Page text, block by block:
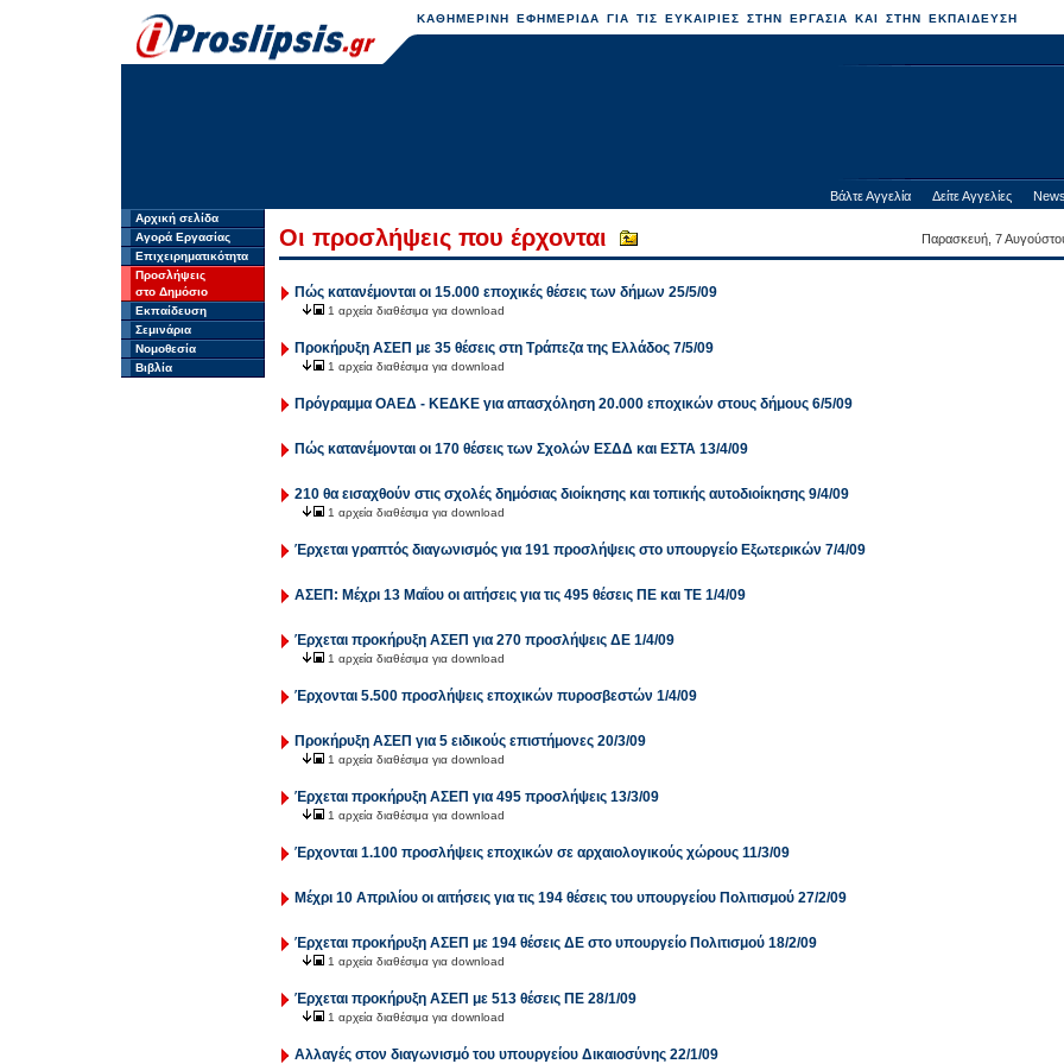
ΚΑΘΗΜΕΡΙΝΗ ΕΦΗΜΕΡΙΔΑ ΓΙΑ ΤΙΣ ΕΥΚΑΙΡΙΕΣ ΣΤΗΝ ΕΡΓΑΣΙΑ ΚΑΙ ΣΤΗΝ ΕΚΠΑΙΔΕΥΣΗ
Βάλτε Αγγελία Δείτε Αγγελίες
Αρχική σελίδα
Αγορά Εργασίας
Επιχειρηματικότητα
Προσλήψεις
στο Δημόσιο
Εκπαίδευση
Σεμινάρια
Νομοθεσία
Βιβλία
Οι προσλήψεις που έρχονται Παρασκευή, 7
Πώς κατανέμονται οι 15.000 εποχικές θέσεις των δήμων 25/5/09
1 αρχεία διαθέσιμα για download
Προκήρυξη ΑΣΕΠ με 35 θέσεις στη Τράπεζα της Ελλάδος 7/5/09
1 αρχεία διαθέσιμα για download
Πρόγραμμα ΟΑΕΔ - ΚΕΔΚΕ για απασχόληση 20.000 εποχικών στους δήμους 6/5/09
Πώς κατανέμονται οι 170 θέσεις των Σχολών ΕΣΔΔ και ΕΣΤΑ 13/4/09
210 θα εισαχθούν στις σχολές δημόσιας διοίκησης και τοπικής αυτοδιοίκησης 9/4/09
1 αρχεία διαθέσιμα για download
Έρχεται γραπτός διαγωνισμός για 191 προσλήψεις στο υπουργείο Εξωτερικών 7/4/09
ΑΣΕΠ: Μέχρι 13 Μαΐου οι αιτήσεις για τις 495 θέσεις ΠΕ και ΤΕ 1/4/09
Έρχεται προκήρυξη ΑΣΕΠ για 270 προσλήψεις ΔΕ 1/4/09
1 αρχεία διαθέσιμα για download
Έρχονται 5.500 προσλήψεις εποχικών πυροσβεστών 1/4/09
Προκήρυξη ΑΣΕΠ για 5 ειδικούς επιστήμονες 20/3/09
1 αρχεία διαθέσιμα για download
Έρχεται προκήρυξη ΑΣΕΠ για 495 προσλήψεις 13/3/09
1 αρχεία διαθέσιμα για download
Έρχονται 1.100 προσλήψεις εποχικών σε αρχαιολογικούς χώρους 11/3/09
Μέχρι 10 Απριλίου οι αιτήσεις για τις 194 θέσεις του υπουργείου Πολιτισμού 27/2/09
Έρχεται προκήρυξη ΑΣΕΠ με 194 θέσεις ΔΕ στο υπουργείο Πολιτισμού 18/2/09
1 αρχεία διαθέσιμα για download
Έρχεται προκήρυξη ΑΣΕΠ με 513 θέσεις ΠΕ 28/1/09
1 αρχεία διαθέσιμα για download
Αλλαγές στον διαγωνισμό του υπουργείου Δικαιοσύνης 22/1/09